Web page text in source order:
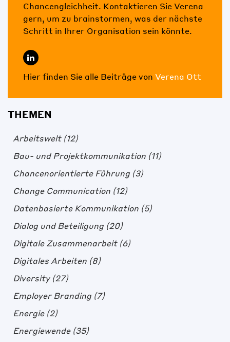
Chancengleichheit. Kontaktieren Sie Verena
gern, um zu brainstormen, was der nächste
Schritt in Ihrer Organisation sein könnte.
Hier finden Sie alle Beiträge von Verena Ott
THEMEN
Arbeitswelt (12)
Bau- und Projektkommunikation (11)
Chancenorientierte Führung (3)
Change Communication (12)
Datenbasierte Kommunikation (5)
Dialog und Beteiligung (20)
Digitale Zusammenarbeit (6)
Digitales Arbeiten (8)
Diversity (27)
Employer Branding (7)
Energie (2)
Energiewende (35)